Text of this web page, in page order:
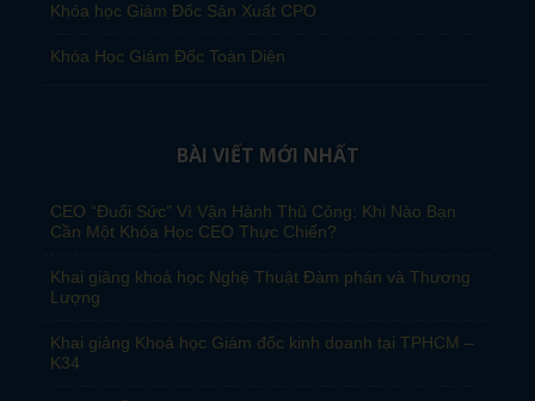
Khóa học Giám Đốc Sản Xuất CPO
Khóa Học Giám Đốc Toàn Diện
BÀI VIẾT MỚI NHẤT
CEO “Đuối Sức” Vì Vận Hành Thủ Công: Khi Nào Bạn
Cần Một Khóa Học CEO Thực Chiến?
Khai giảng khoá học Nghệ Thuật Đàm phán và Thương
Lượng
Khai giảng Khoá học Giám đốc kinh doanh tại TPHCM –
K34